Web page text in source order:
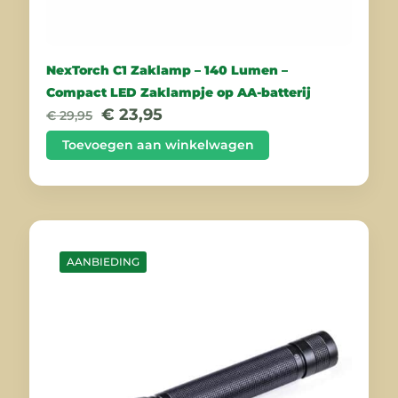
NexTorch C1 Zaklamp – 140 Lumen –
Compact LED Zaklampje op AA-batterij
€29,95 Oorspronkelijke
prijs
was:
€ 29,95.
€ 23,95Huidige
prijs
is:
€ 23,95.
Toevoegen aan winkelwagen
AANBIEDING